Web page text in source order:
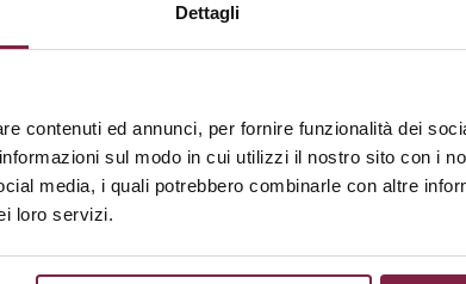
Dettagli
contenuti ed annunci, per fornire funzionalità dei
sul modo in cui utilizzi il nostro sito con i
media, i quali potrebbero combinarle con altre
loro servizi.
per approfondire l’intero percorso di
lavorativi
figure professionali in grado di operare
manifatturiere, software house, startup